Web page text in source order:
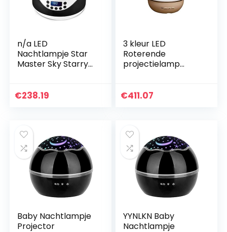
n/a LED
Nachtlampje Star
Master Sky Starry
Projector Muziek
€238.19
3 kleur LED
Roterende
projectielamp
Projection Light Six
€411.07
Baby Nachtlampje
Projector
YYNLKN Baby
Nachtlampje